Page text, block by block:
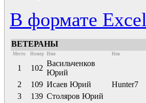
В формате Excel
ВЕТЕРАНЫ
Место Номер Имя Ник
1 102
Васильченков
Юрий
2
109 Исаев Юрий Hunter7
3
139 Столяров Юрий